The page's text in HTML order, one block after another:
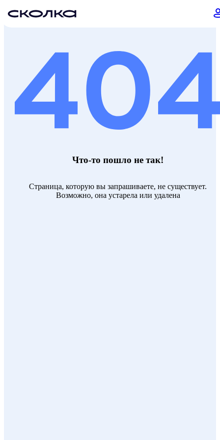
Что-то пошло не так!
Страница, которую вы запрашиваете, не существует.
Возможно, она устарела или удалена